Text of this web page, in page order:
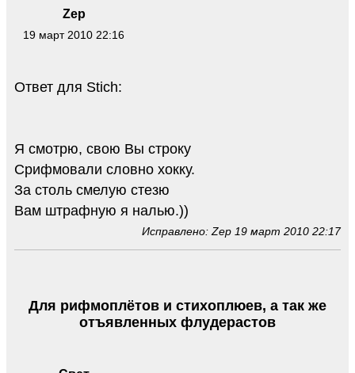
Zep
19 март 2010 22:16
Ответ для Stich:
Я смотрю, свою Вы строку
Срифмовали словно хокку.
За столь смелую стезю
Вам штрафную я налью.))
Исправлено: Zep 19 март 2010 22:17
Для рифмоплётов и стихоплюев, а так же
отъявленных флудерастов